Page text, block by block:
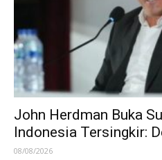
John Herdman Buka
Indonesia Tersingkir:
08/08/2026